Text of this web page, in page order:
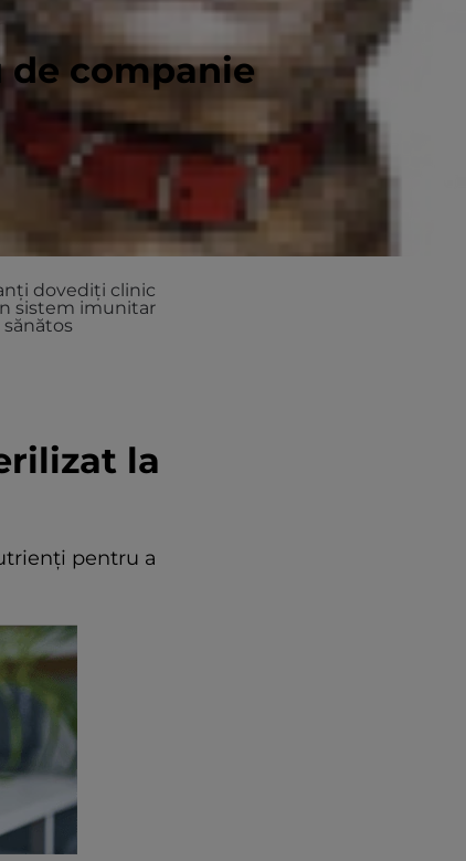
companie
dovediți clinic
sistem imunitar
sănătos
la
pentru a